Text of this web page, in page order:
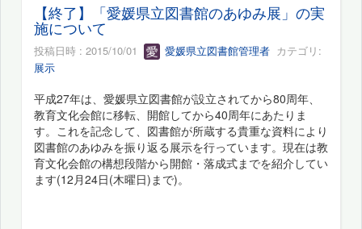
【終了】「愛媛県立図書館のあゆみ展」の実
施について
投稿日時 : 2015/10/01 愛媛県立図書館管理者 カテゴリ:
展示
平成27年は、愛媛県立図書館が設立されてから80周年、
教育文化会館に移転、開館してから40周年にあたりま
す。これを記念して、図書館が所蔵する貴重な資料により
図書館のあゆみを振り返る展示を行っています。現在は教
育文化会館の構想段階から開館・落成式までを紹介してい
ます(12月24日(木曜日)まで)。